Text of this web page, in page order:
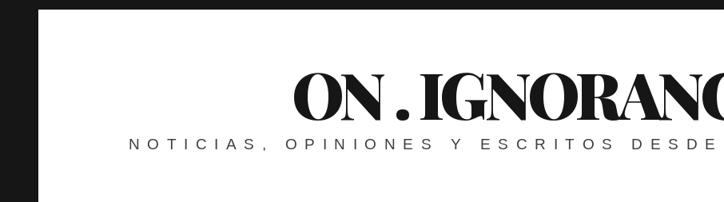
ON .
NOTICIAS, OPINIONES Y ESCRITOS